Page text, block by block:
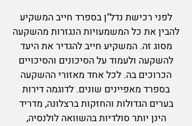
לפני רכישת נדל"ן בספרד חייב המשקיע
להבין את כל המשמעויות הנגזרות מהשקעה
מסוג זה. המשקיע חייב להגדיר את היעד
להשקעה ולעמוד על הסיכונים והסיכויים
הכרוכים בה. לכל אחד מאזורי ההשקעה
בספרד מאפיינים שונים. לדוגמה דירות
בערים הגדולות והחזקות ברצלונה, מדריד
הינן יותר סולדיות בהשוואה לולנסיה,